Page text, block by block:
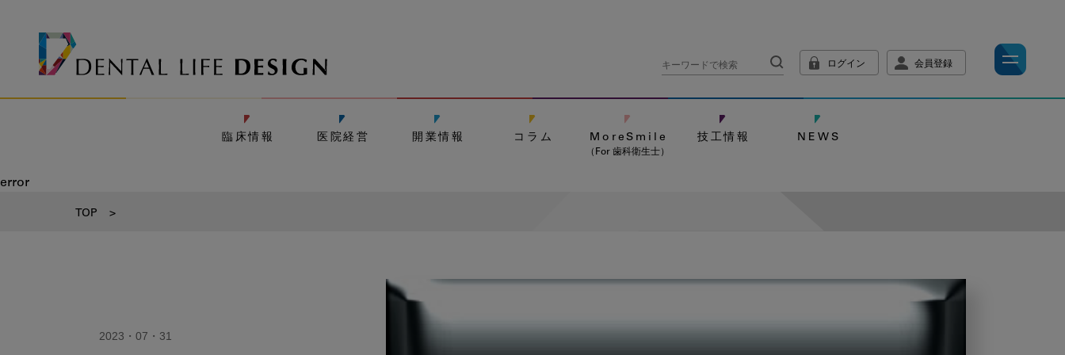
ログイン 会員登録
臨床情報 医院経営 開業情報 コラム MoreSmile
（For 歯科衛生士）
技工情報 NEWS
error
TOP >
2023・07・31